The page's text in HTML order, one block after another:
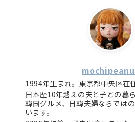
1994年生まれ。東京都中央区在住
日本歴10年越えの夫と子との暮ら
韓国グルメ、日韓夫婦ならでは
います。